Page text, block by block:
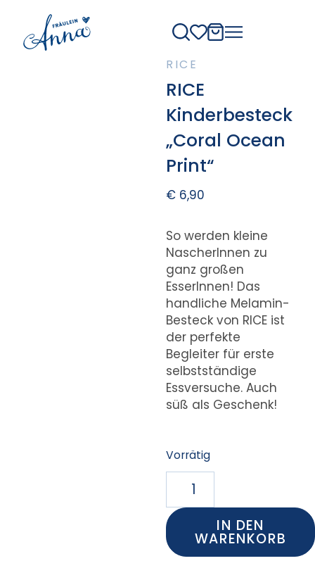
RICE
RICE
Kinderbesteck
„Coral Ocean
Print“
€6,90
So werden kleine
NascherInnen zu
ganz großen
EsserInnen! Das
handliche Melamin-
Besteck von RICE ist
der perfekte
Begleiter für erste
selbstständige
Essversuche. Auch
süß als Geschenk!
Vorrätig
IN DEN
WARENKORB